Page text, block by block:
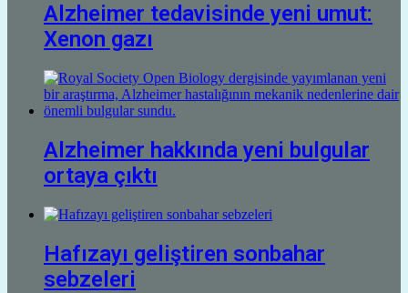
Alzheimer tedavisinde yeni umut:
Xenon gazı
Alzheimer hakkında yeni bulgular
ortaya çıktı
Hafızayı geliştiren sonbahar
sebzeleri